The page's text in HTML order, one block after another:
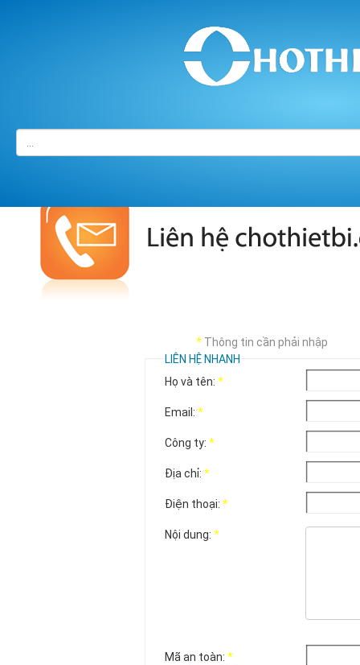
* Thông tin cần phải nhập
LIÊN HỆ NHANH
Họ và tên: *
Email: *
Công ty: *
Địa chỉ: *
Điện thoại: *
Nội dung: *
Mã an toàn: *